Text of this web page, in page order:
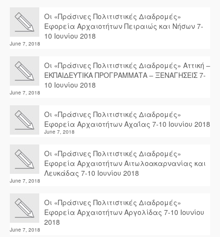
Οι «Πράσινες Πολιτιστικές Διαδρομές»
Εφορεία Αρχαιοτήτων Πειραιώς και Νήσων 7-
10 Ιουνίου 2018
June 7, 2018
Οι «Πράσινες Πολιτιστικές Διαδρομές» Αττική –
ΕΚΠΑΙΔΕΥΤΙΚΑ ΠΡΟΓΡΑΜΜΑΤΑ – ΞΕΝΑΓΗΣΕΙΣ 7-
10 Ιουνίου 2018
June 7, 2018
Οι «Πράσινες Πολιτιστικές Διαδρομές»
Εφορεία Αρχαιοτήτων Αχαΐας 7-10 Ιουνίου 2018
June 7, 2018
Οι «Πράσινες Πολιτιστικές Διαδρομές»
Εφορεία Αρχαιοτήτων Αιτωλοακαρνανίας και
Λευκάδας 7-10 Ιουνίου 2018
June 7, 2018
Οι «Πράσινες Πολιτιστικές Διαδρομές»
Εφορεία Αρχαιοτήτων Αργολίδας 7-10 Ιουνίου
2018
June 7, 2018